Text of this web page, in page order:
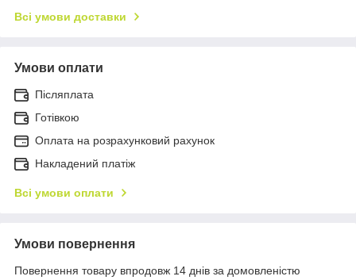
Всі умови доставки
Умови оплати
Післяплата
Готівкою
Оплата на розрахунковий рахунок
Накладений платіж
Всі умови оплати
Умови повернення
Повернення товару впродовж 14 днів за домовленістю